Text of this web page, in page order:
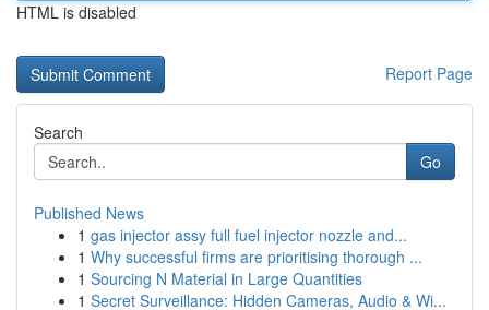
HTML is disabled
Report Page
Search
Go
Published News
1 gas injector assy full fuel injector nozzle and...
1 Why successful firms are prioritising thorough ...
1 Sourcing N Material in Large Quantities
1 Secret Surveillance: Hidden Cameras, Audio & Wi...